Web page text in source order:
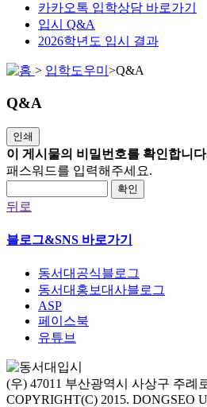
카카오톡 입학상담 바로가기
입시 Q&A
2026학년도 입시 결과
> 입학도우미 >Q&A
Q&A
인쇄
이 게시물의 비밀번호를 확인합니
패스워드를 입력해주세요.
확인
뒤로
블로그&SNS 바로가기
동서대공식블로그
동서대홍보대사블로그
ASP
페이스북
유튜브
(우) 47011 부산광역시 사상구 주례
COPYRIGHT(C) 2015. DONGSEO